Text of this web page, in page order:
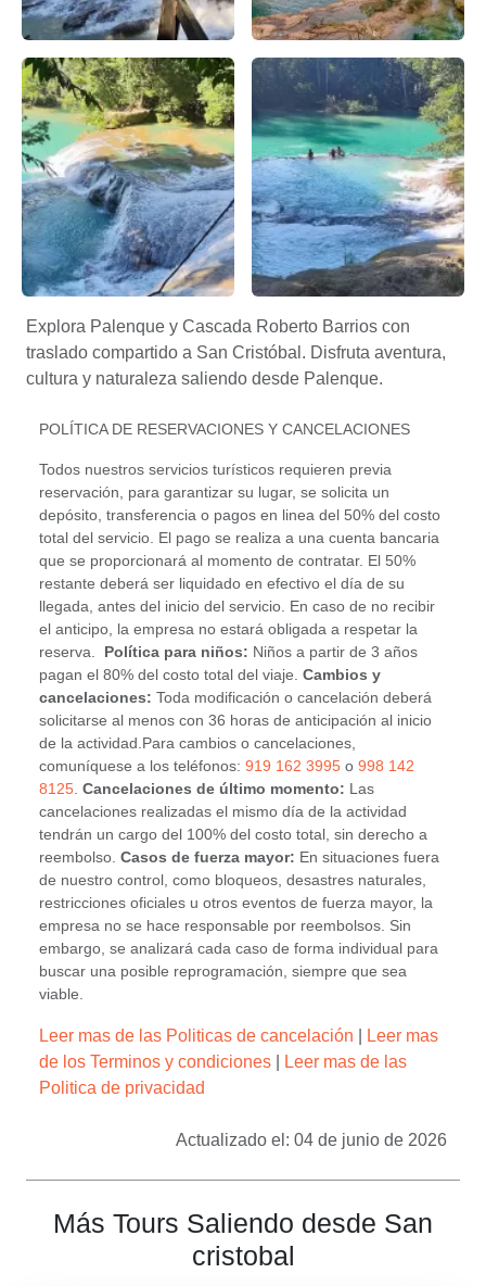
Explora Palenque y Cascada Roberto Barrios con
traslado compartido a San Cristóbal. Disfruta aventura,
cultura y naturaleza saliendo desde Palenque.
POLÍTICA DE RESERVACIONES Y CANCELACIONES
Todos nuestros servicios turísticos requieren previa
reservación, para garantizar su lugar, se solicita un
depósito, transferencia o pagos en linea del 50% del costo
total del servicio. El pago se realiza a una cuenta bancaria
que se proporcionará al momento de contratar. El 50%
restante deberá ser liquidado en efectivo el día de su
llegada, antes del inicio del servicio. En caso de no recibir
el anticipo, la empresa no estará obligada a respetar la
reserva.
Política para niños: Niños a partir de 3 años
pagan el 80% del costo total del viaje. Cambios y
cancelaciones: Toda modificación o cancelación deberá
solicitarse al menos con 36 horas de anticipación al inicio
de la actividad.Para cambios o cancelaciones,
comuníquese a los teléfonos: 919 162 3995 o 998 142
8125 Cancelaciones de último momento: Las
cancelaciones realizadas el mismo día de la actividad
tendrán un cargo del 100% del costo total, sin derecho a
reembolso. Casos de fuerza mayor: En situaciones fuera
de nuestro control, como bloqueos, desastres naturales,
restricciones oficiales u otros eventos de fuerza mayor, la
empresa no se hace responsable por reembolsos. Sin
embargo, se analizará cada caso de forma individual para
buscar una posible reprogramación, siempre que sea
viable.
Leer mas de las Politicas de cancelación
Leer mas
de los Terminos y condiciones
Leer mas de las
Politica de privacidad
Actualizado el: 04 de junio de 2026
Más Tours Saliendo desde San
cristobal